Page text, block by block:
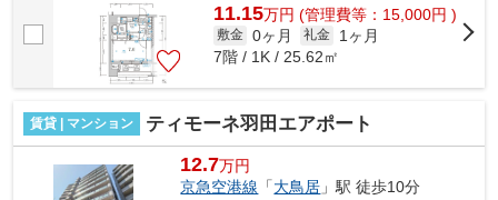
11.15万円 (管理費等：15,000円 )
敷金 0ヶ月 礼金
1ヶ月
7階 / 1K / 25.62㎡
賃貸 | マンション ティモーネ羽田エアポート
12.7万円
京急空港線 「大鳥居 」駅 徒歩10分